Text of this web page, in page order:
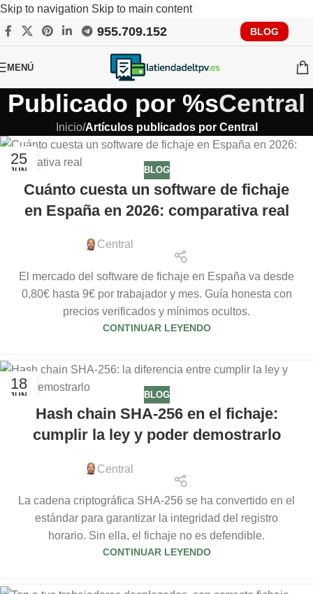
Skip to navigation Skip to main content
RECUERDA QUE PRONTO TENDRÁS QUE CUMPLIR CON
VERIFACTU, CONSÚLTANOS
955.709.152 BLOG
MENÚ
Publicado por %sCentral
Inicio/Artículos publicados por Central
25
JUN BLOG
Cuánto cuesta un software de fichaje
en España en 2026: comparativa real
Central
El mercado del software de fichaje en España va desde
0,80€ hasta 9€ por trabajador y mes. Guía honesta con
precios verificados y mínimos ocultos.
CONTINUAR LEYENDO
18
JUN BLOG
Hash chain SHA-256 en el fichaje:
cumplir la ley y poder demostrarlo
Central
La cadena criptográfica SHA-256 se ha convertido en el
estándar para garantizar la integridad del registro
horario. Sin ella, el fichaje no es defendible.
CONTINUAR LEYENDO